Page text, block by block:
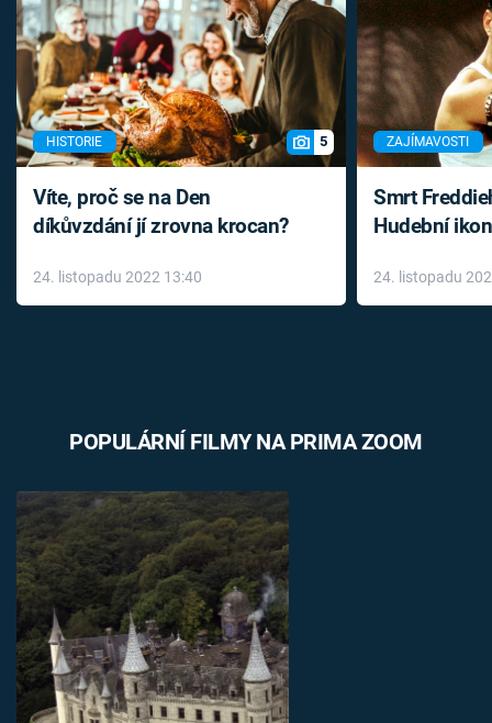
HISTORIE 5
Víte, proč se na Den
díkůvzdání jí zrovna krocan?
24. listopadu 2022 13:40
ZAJÍMAVOSTI
Smrt
Hudební
léky
24. listopadu
POPULÁRNÍ FILMY NA PRIMA ZOOM